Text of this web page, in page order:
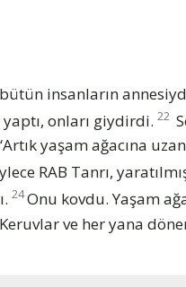
insanların
onları giydirdi. 22
yaşam ağacına
RAB Tanrı,
24Onu kovdu. Yaşam
ve her yana